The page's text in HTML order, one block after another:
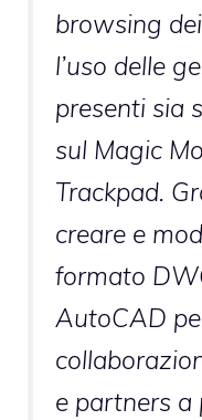
browsing
l’uso delle
presenti sia
sul Magic
Trackpad.
creare e
formato
AutoCAD
e partners a